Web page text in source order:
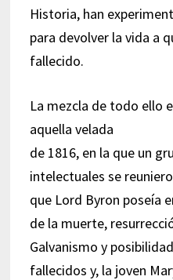
Historia, han
para devolver la vida a
fallecido.
La mezcla de todo ello
aquella velada
de 1816, en la que un
intelectuales se
que Lord Byron poseía
de la muerte,
Galvanismo y
fallecidos y, la joven